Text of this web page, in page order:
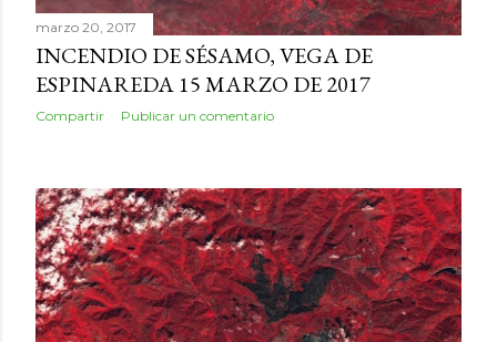
marzo 20, 2017
INCENDIO DE SÉSAMO, VEGA DE
ESPINAREDA 15 MARZO DE 2017
Compartir Publicar un comentario